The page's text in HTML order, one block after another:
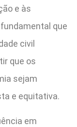
e às
que
civil
que os
sejam
e equitativa.
em